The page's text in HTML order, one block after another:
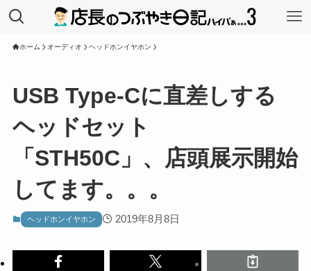
ホーム オーディオ ヘッドホンイヤホン
USB Type-Cに直差しする
ヘッドセット
「STH50C」、店頭展示開始
してます。。。
ヘッドホンイヤホン 2019年8月8日